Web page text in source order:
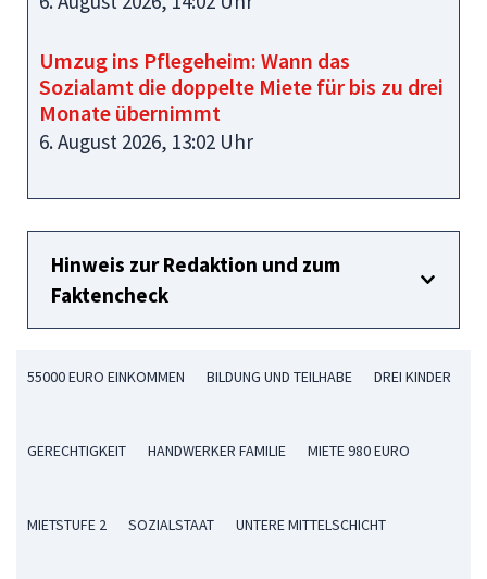
Umzug ins Pflegeheim: Wann das
Sozialamt die doppelte Miete für bis zu drei
Monate übernimmt
6. August 2026, 13:02 Uhr
Hinweis zur Redaktion und zum
Faktencheck
55000 EURO EINKOMMEN BILDUNG UND TEILHABE DREI KINDER
GERECHTIGKEIT HANDWERKER FAMILIE MIETE 980 EURO
MIETSTUFE 2 SOZIALSTAAT UNTERE MITTELSCHICHT